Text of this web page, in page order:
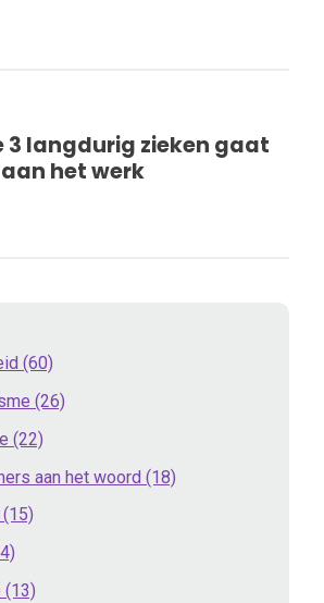
3 langdurig zieken gaat
het werk
(60)
(26)
(22)
aan het woord (18)
(15)
(13)